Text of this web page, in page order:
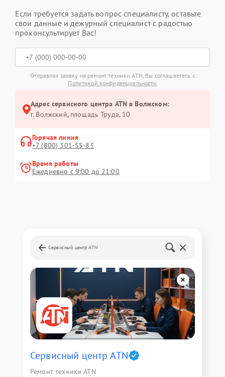
Если требуется задать вопрос специалисту, оставьте
свои данные и дежурный специалист с радостью
проконсультирует Вас!
Отправляя заявку на ремонт техники ATN, Вы соглашаетесь с
Политикой конфиденциальности
Адрес сервисного центра ATN в Волжском:
г. Волжский, площадь Труда, 10
Горячая линия
+7 (800) 301-55-83
Время работы
Ежедневно с 9:00 до 21:00
Сервисный центр ATN
Сервисный центр ATN
Ремонт техники ATN